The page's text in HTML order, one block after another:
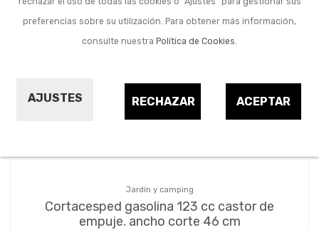
preferencias sobre su utilización. Para obtener más información,
consulte nuestra Política de Cookies.
AJUSTES ACEPTAR
RECHAZAR
empuje
Jardín y camping
Cortacesped gasolina 123 cc castor de
empuje. ancho corte 46 cm